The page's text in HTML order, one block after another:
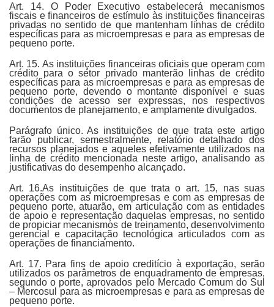
Art. 14. O Poder Executivo estabelecerá mecanismos
fiscais e financeiros de estímulo às instituições financeiras
privadas no sentido de que mantenham linhas de crédito
específicas para as microempresas e para as empresas de
pequeno porte.
Art. 15. As instituições financeiras oficiais que operam com
crédito para o setor privado manterão linhas de crédito
específicas para as microempresas e para as empresas de
pequeno porte, devendo o montante disponível e suas
condições de acesso ser expressas, nos respectivos
documentos de planejamento, e amplamente divulgados.
Parágrafo único. As instituições de que trata este artigo
farão publicar, semestralmente, relatório detalhado dos
recursos planejados e aqueles efetivamente utilizados na
linha de crédito mencionada neste artigo, analisando as
justificativas do desempenho alcançado.
Art. 16.As instituições de que trata o art. 15, nas suas
operações com as microempresas e com as empresas de
pequeno porte, atuarão, em articulação com as entidades
de apoio e representação daquelas empresas, no sentido
de propiciar mecanismos de treinamento, desenvolvimento
gerencial e capacitação tecnológica articulados com as
operações de financiamento.
Art. 17. Para fins de apoio creditício à exportação, serão
utilizados os parâmetros de enquadramento de empresas,
segundo o porte, aprovados pelo Mercado Comum do Sul
– Mercosul para as microempresas e para as empresas de
pequeno porte.